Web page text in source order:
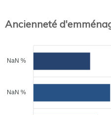
Ancienneté
NaN %
NaN %